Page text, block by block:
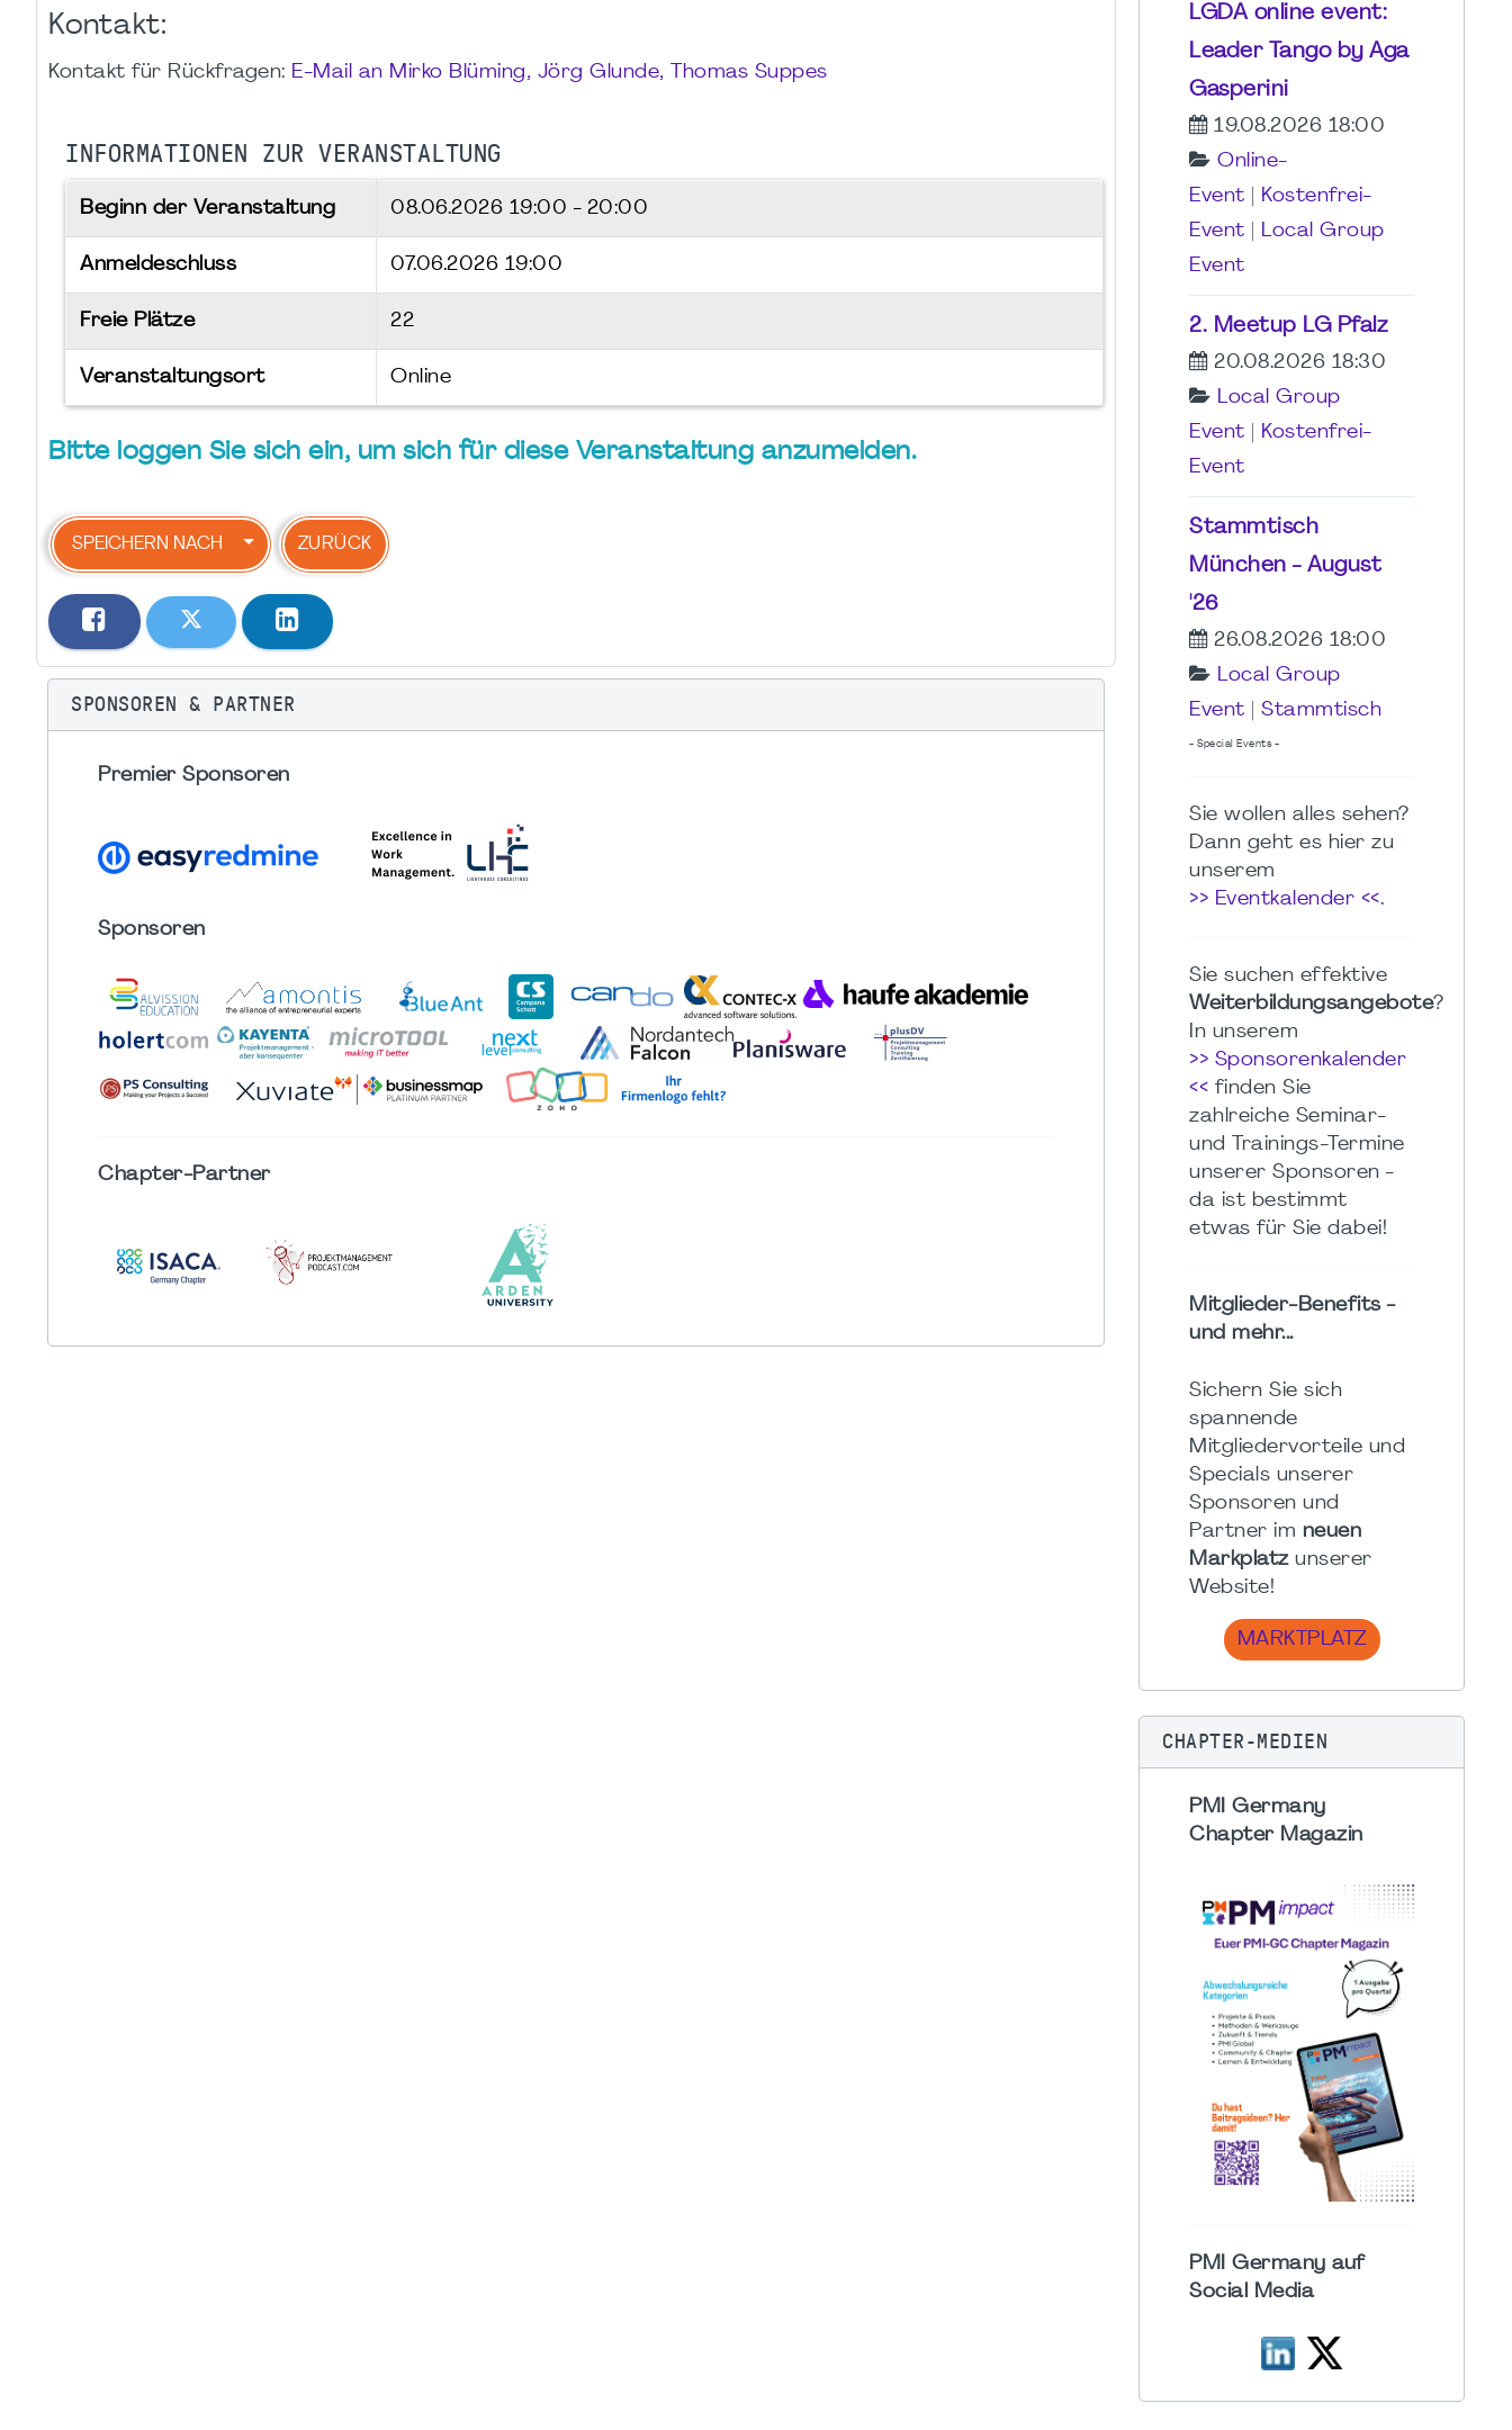
Kontakt:
Kontakt für Rückfragen: E-Mail an Mirko Blüming, Jörg Glunde, Thomas Suppes
INFORMATIONEN ZUR VERANSTALTUNG
Beginn der Veranstaltung 08.06.2026 19:00 - 20:00
Anmeldeschluss 07.06.2026 19:00
Freie Plätze 22
Veranstaltungsort Online
Bitte loggen Sie sich ein, um sich für diese Veranstaltung anzumelden.
SPEICHERN NACH ZURÜCK
SPONSOREN & PARTNER
Premier Sponsoren
Sponsoren
Chapter-Partner
LGDA online event:
Leader Tango by Aga
Gasperini
19.08.2026 18:00
Online-
Event
Kostenfrei-
Event
Local Group
Event
2. Meetup LG Pfalz
20.08.2026 18:30
Local Group
Event
Kostenfrei-
Event
Stammtisch
München - August
'26
26.08.2026 18:00
Local Group
Event
Stammtisch
- Special Events -
Sie wollen alles sehen?
Dann geht es hier zu
unserem
>> Eventkalender <<.
Sie suchen effektive
Weiterbildungsangebote?
In unserem
>> Sponsorenkalender
<< finden Sie
zahlreiche Seminar-
und Trainings-Termine
unserer Sponsoren -
da ist bestimmt
etwas für Sie dabei!
Mitglieder-Benefits -
und mehr...
Sichern Sie sich
spannende
Mitgliedervorteile und
Specials unserer
Sponsoren und
Partner im neuen
Markplatzunserer
Website!
MARKTPLATZ
CHAPTER-MEDIEN
PMI Germany
Chapter Magazin
PMI Germany auf
Social Media